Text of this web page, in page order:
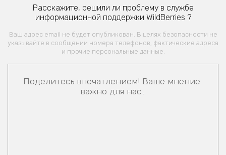
Расскажите, решили ли проблему в службе
информационной поддержки WildBerries ?
Ваш адрес email не будет опубликован. В целях безопасности не
указывайте в сообщении номера телефонов, фактические адреса
и прочие персональные данные.